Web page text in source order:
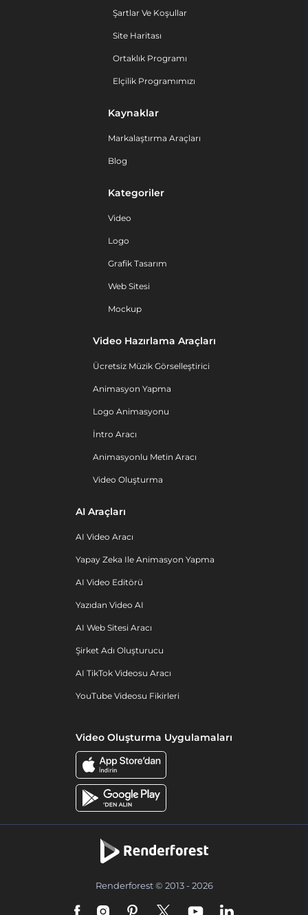
Şartlar Ve Koşullar
Site Haritası
Ortaklık Programı
Elçilik Programımızı
Kaynaklar
Markalaştırma Araçları
Blog
Kategoriler
Video
Logo
Grafik Tasarım
Web Sitesi
Mockup
Video Hazırlama Araçları
Ücretsiz Müzik Görselleştirici
Animasyon Yapma
Logo Animasyonu
İntro Aracı
Animasyonlu Metin Aracı
Video Oluşturma
AI Araçları
AI Video Aracı
Yapay Zeka Ile Animasyon Yapma
AI Video Editörü
Yazıdan Video AI
AI Web Sitesi Aracı
Şirket Adı Oluşturucu
AI TikTok Videosu Aracı
YouTube Videosu Fikirleri
Video Oluşturma Uygulamaları
Renderforest © 2013 - 2026